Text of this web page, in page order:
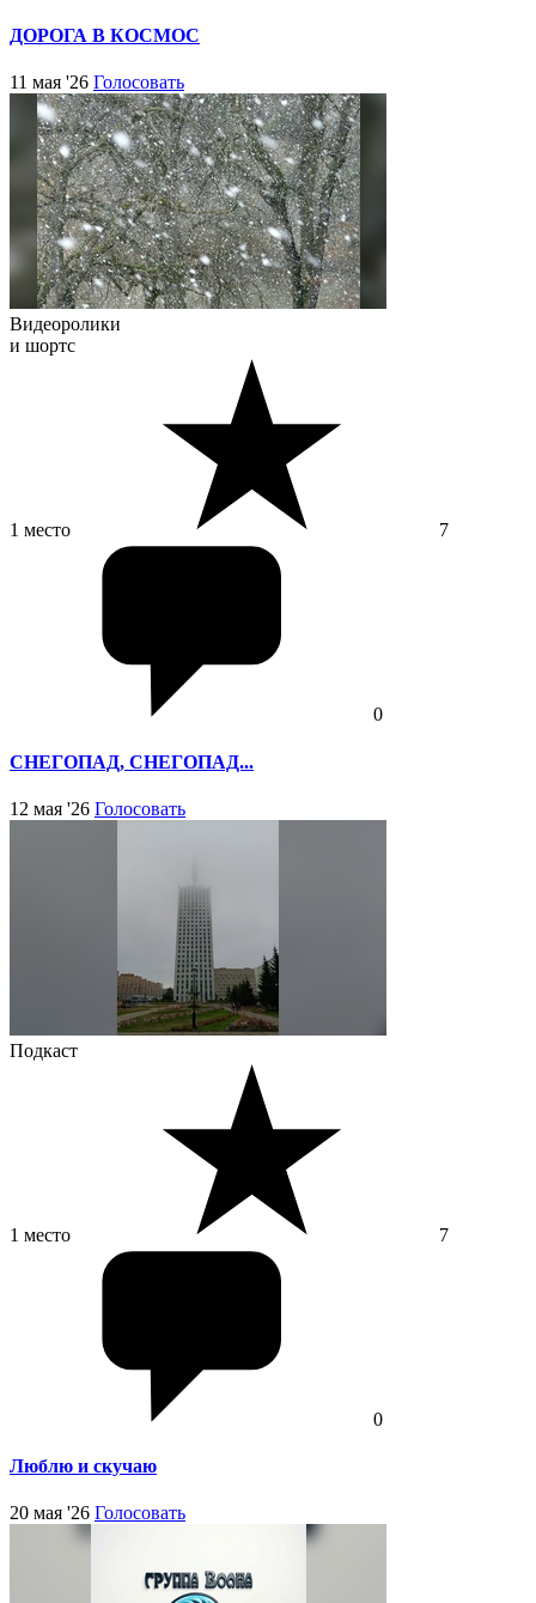
ДОРОГА В КОСМОС
11 мая '26 Голосовать
Видеоролики
и шортс
1 место 7
0
СНЕГОПАД, СНЕГОПАД...
12 мая '26 Голосовать
Подкаст
1 место 7
0
Люблю и скучаю
20 мая '26 Голосовать